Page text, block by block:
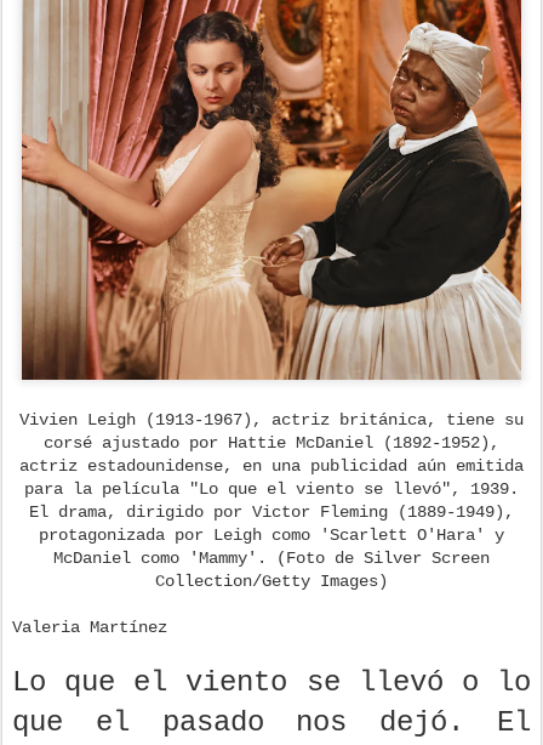
Vivien Leigh (1913-1967), actriz británica, tiene su
corsé ajustado por Hattie McDaniel (1892-1952),
actriz estadounidense, en una publicidad aún emitida
para la película "Lo que el viento se llevó", 1939.
El drama, dirigido por Victor Fleming (1889-1949),
protagonizada por Leigh como 'Scarlett O'Hara' y
McDaniel como 'Mammy'. (Foto de Silver Screen
Collection/Getty Images)
Valeria Martínez
Lo que el viento se llevó o lo
que el pasado nos dejó. El